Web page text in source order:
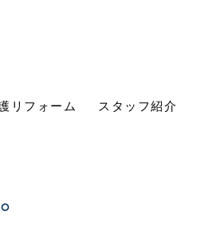
リフォーム スタッフ紹介